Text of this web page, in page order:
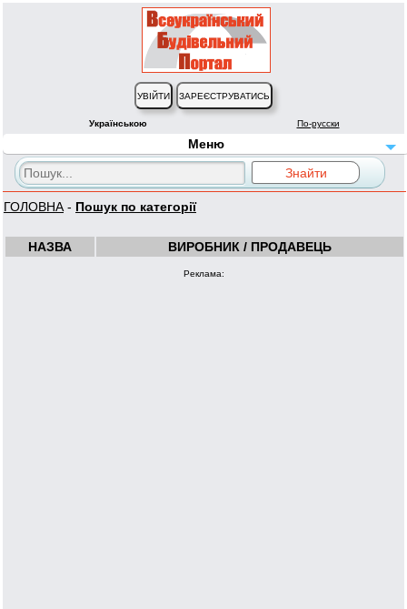
Українською По-русски
Меню
ГОЛОВНА - Пошук по категорії
НАЗВА ВИРОБНИК / ПРОДАВЕЦЬ
Реклама: